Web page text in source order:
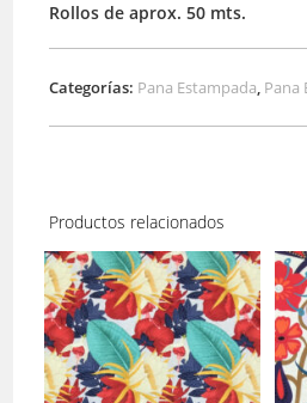
Rollos de aprox. 50 mts.
Categorías: Pana Estampada, Pana
Productos relacionados